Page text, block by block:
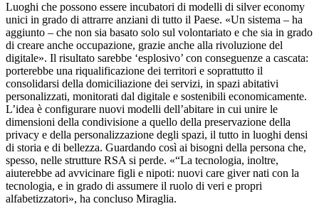
Luoghi che possono essere incubatori di modelli di silver economy
unici in grado di attrarre anziani di tutto il Paese. «Un sistema – ha
aggiunto – che non sia basato solo sul volontariato e che sia in grado
di creare anche occupazione, grazie anche alla rivoluzione del
digitale». Il risultato sarebbe ‘esplosivo’ con conseguenze a cascata:
porterebbe una riqualificazione dei territori e soprattutto il
consolidarsi della domiciliazione dei servizi, in spazi abitativi
personalizzati, monitorati dal digitale e sostenibili economicamente.
L’idea è configurare nuovi modelli dell’abitare in cui unire le
dimensioni della condivisione a quello della preservazione della
privacy e della personalizzazione degli spazi, il tutto in luoghi densi
di storia e di bellezza. Guardando così ai bisogni della persona che,
spesso, nelle strutture RSA si perde. «“La tecnologia, inoltre,
aiuterebbe ad avvicinare figli e nipoti: nuovi care giver nati con la
tecnologia, e in grado di assumere il ruolo di veri e propri
alfabetizzatori», ha concluso Miraglia.